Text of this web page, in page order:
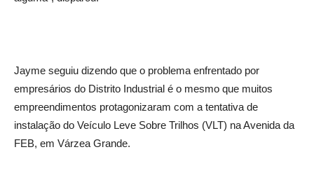
Jayme seguiu dizendo que o problema enfrentado por
empresários do Distrito Industrial é o mesmo que muitos
empreendimentos protagonizaram com a tentativa de
instalação do Veículo Leve Sobre Trilhos (VLT) na Avenida da
FEB, em Várzea Grande.